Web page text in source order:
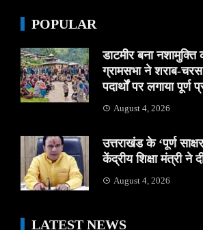
POPULAR
डाटमीर बना नशामुक्ति
ग्रामसभा ने शराब-
पदार्थों पर लगाया पूर्ण
August 4, 2026
उत्तराखंड के ‘पूर्ण
केंद्रीय शिक्षा मंत्री ने
August 4, 2026
LATEST NEWS